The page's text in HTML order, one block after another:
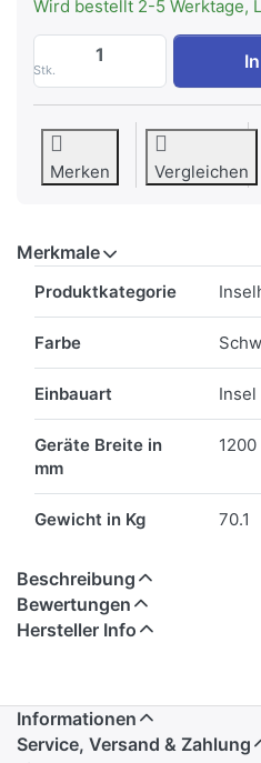
Wird bestellt 2-5 Werktage,
Stk.
WESCO
Merken Vergleichen
Merkmale
Produktkategorie
Farbe
Einbauart Insel
Geräte Breite in
mm
1200
Gewicht in Kg 70.1
Beschreibung
Bewertungen
Hersteller Info
Informationen
Service, Versand & Zahlung